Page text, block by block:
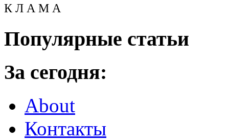
К Л А М А
Популярные статьи
За сегодня:
About
Контакты